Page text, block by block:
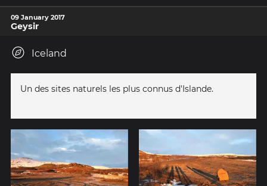
09 January 2017
Geysir
Iceland
Un des sites naturels les plus connus d'Islande.